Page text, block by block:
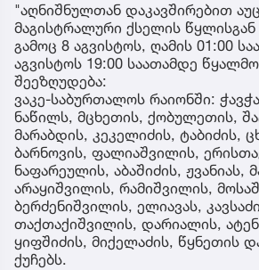
"აღნიშნულთან დაკავშირებით
მაგისტრალური ქსელის
გამოც 8 აგვისტოს, ღამის 01:00
აგვისტოს 19:00 საათამდე
შეეზღუდება:
ვაკე-საბურთალოს რაიონში:
ნაწილს, მცხეთის, ქობულეთის,
მარაბდის, კეკელიძის, ტაბიძის,
ბარნოვის, ფალიაშვილის,
ნაფარეულის, აბაშიძის, ჟვანიას,
არაყიშვილის, რამიშვილის,
ბერძენიშვილის, ელიავას,
თაქთაქიშვილის, დარიალის,
ყიფშიძის, მიქელაძის, წყნეთის
ქუჩებს.